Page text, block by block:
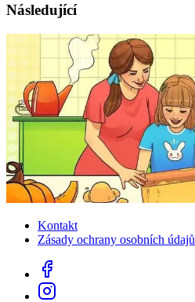
Následující
Kontakt
Zásady ochrany osobních údajů